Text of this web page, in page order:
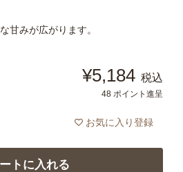
甘みが広がります。
¥5,184 税込
48 ポイント進呈
お気に入り登録
トに入れる